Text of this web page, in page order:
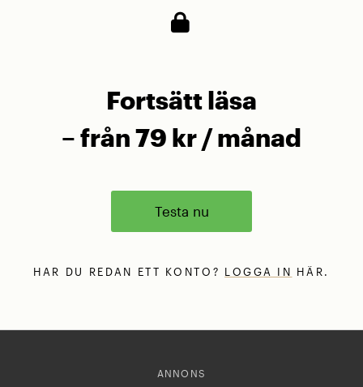
Fortsätt läsa
– från 79 kr / månad
Testa nu
HAR DU REDAN ETT KONTO? LOGGA IN HÄR.
ANNONS